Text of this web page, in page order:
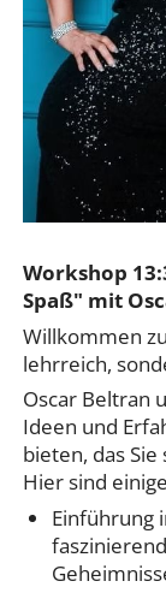
Workshop
Spaß" mit
Willkommen
lehrreich,
Oscar Beltran
Ideen und
bieten, das
Hier sind
Einführung